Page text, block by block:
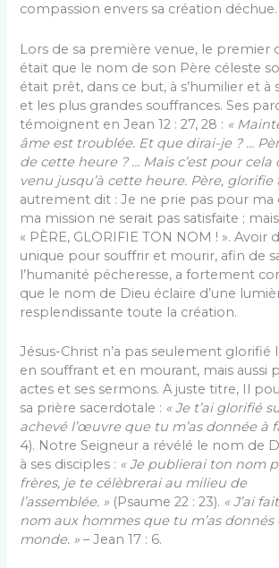
compassion envers sa création déchue.
Lors de sa première venue, le premier
était que le nom de son Père céleste
était prêt, dans ce but, à s’humilier et à
et les plus grandes souffrances. Ses
témoignent en Jean 12 : 27, 28 : «
âme est troublée. Et que dirai-je ? …
de cette heure ? … Mais c’est pour cela
venu jusqu’à cette heure. Père, glorifie
autrement dit : Je ne prie pas pour ma
ma mission ne serait pas satisfaite ;
« PÈRE, GLORIFIE TON NOM ! ». Avoir
unique pour souffrir et mourir, afin de
l’humanité pécheresse, a fortement
que le nom de Dieu éclaire d’une
resplendissante toute la création.
Jésus-Christ n’a pas seulement glorifié
en souffrant et en mourant, mais aussi
actes et ses sermons. A juste titre, Il
sa prière sacerdotale : « Je t’ai glorifié
achevé l’œuvre que tu m’as donnée à
4). Notre Seigneur a révélé le nom de
à ses disciples : « Je publierai ton nom
frères, je te célèbrerai au milieu de
l’assemblée. » (Psaume 22 : 23). « J’ai
nom aux hommes que tu m’as
monde. » – Jean 17 : 6.